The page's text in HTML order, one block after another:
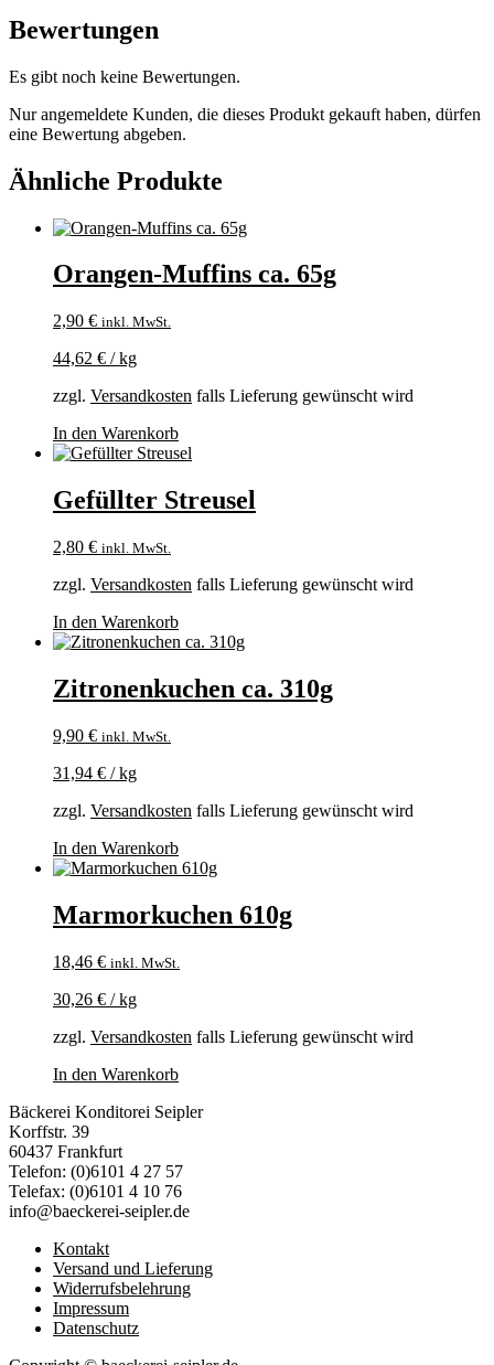
Bewertungen
Es gibt noch keine Bewertungen.
Nur angemeldete Kunden, die dieses Produkt gekauft haben, dürfen
eine Bewertung abgeben.
Ähnliche Produkte
Orangen-Muffins ca. 65g
2,90 € inkl. MwSt.
44,62 € /kg
zzgl. Versandkosten falls Lieferung gewünscht wird
In den Warenkorb
Gefüllter Streusel
2,80 € inkl. MwSt.
zzgl. Versandkosten falls Lieferung gewünscht wird
In den Warenkorb
Zitronenkuchen ca. 310g
9,90 € inkl. MwSt.
31,94 € /kg
zzgl. Versandkosten falls Lieferung gewünscht wird
In den Warenkorb
Marmorkuchen 610g
18,46 € inkl. MwSt.
30,26 € /kg
zzgl. Versandkosten falls Lieferung gewünscht wird
In den Warenkorb
Bäckerei Konditorei Seipler
Korffstr. 39
60437 Frankfurt
Telefon: (0)6101 4 27 57
Telefax: (0)6101 4 10 76
info@baeckerei-seipler.de
Kontakt
Versand und Lieferung
Widerrufsbelehrung
Impressum
Datenschutz